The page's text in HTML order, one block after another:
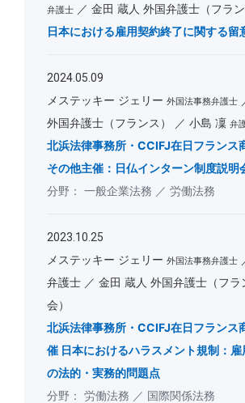
弁護士
金田 蔵人 外国弁護士（フラン
日本における雇用契約終了に関する留
2024.05.09
メステッキー ジェリー 外国法事務弁護士
外国弁護士（フランス）
小島 凜 弁
北浜法律事務所・CCIFJ在日フランス
その他主催：日仏インターン制度説明
一般企業法務
労働法務
2023.10.25
メステッキー ジェリー 外国法事務弁護士
弁護士
金田 蔵人 外国弁護士（フラ
会）
北浜法律事務所・CCIFJ在日フランス
催 日本におけるハラスメント規制：雇
の法的・実務的問題点
労働法務
国際関係法務